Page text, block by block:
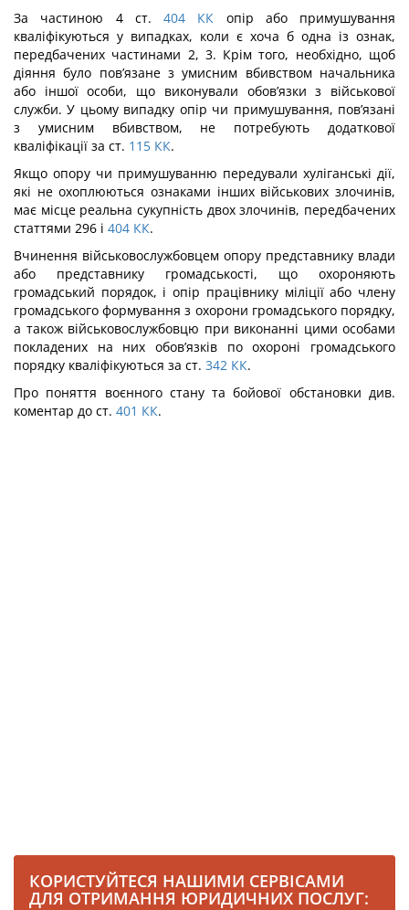
За частиною 4 ст. 404 КК опір або примушування
кваліфікуються у випадках, коли є хоча б одна із ознак,
передбачених частинами 2, 3. Крім того, необхідно, щоб
діяння було пов’язане з умисним вбивством начальника
або іншої особи, що виконували обов’язки з військової
служби. У цьому випадку опір чи примушування, пов’язані
з умисним вбивством, не потребують додаткової
кваліфікації за ст. 115 КК.
Якщо опору чи примушуванню передували хуліганські дії,
які не охоплюють­ся ознаками інших військових злочинів,
має місце реальна сукупність двох злочинів, передбачених
статтями 296 і 404 КК.
Вчинення військовослужбовцем опору представнику влади
або представнику громадськості, що охороняють
громадський порядок, і опір працівнику міліції або члену
громадського формування з охорони громадського порядку,
а також військово­службовцю при виконанні цими особами
покладених на них обов’язків по охороні громадського
порядку кваліфікуються за ст. 342 КК.
Про поняття воєнного стану та бойової обстановки див.
коментар до ст. 401 КК.
КОРИСТУЙТЕСЯ НАШИМИ СЕРВІСАМИ
ДЛЯ ОТРИМАННЯ ЮРИДИЧНИХ ПОСЛУГ: